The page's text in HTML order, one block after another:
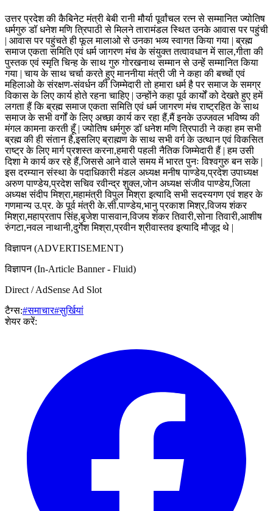
उत्तर प्रदेश की कैबिनेट मंत्री बेबी रानी मौर्या पूर्वांचल रत्न से सम्मानित ज्योतिष
धर्मगुरु डॉ धनेश मणि त्रिपाठी से मिलने तारामंडल स्थित उनके आवास पर पहुंची
| आवास पर पहुंचते ही फूल मालाओ से उनका भव्य स्वागत किया गया | ब्रह्म
समाज एकता समिति एवं धर्म जागरण मंच के संयुक्त तत्वावधान में साल,गीता की
पुस्तक एवं स्मृति चिन्ह के साथ गुरु गोरखनाथ सम्मान से उन्हें सम्मानित किया
गया | चाय के साथ चर्चा करते हुए माननीया मंत्री जी ने कहा की बच्चों एवं
महिलाओ के संरक्षण-संवर्धन की जिम्मेदारी तो हमारा धर्म है पर समाज के समग्र
विकास के लिए कार्य होते रहना चाहिए | उन्होंने कहा पूर्व कार्यों को देखते हुए हमें
लगता हैं कि ब्रह्म समाज एकता समिति एवं धर्म जागरण मंच राष्ट्रहित के साथ
समाज के सभी वर्गों के लिए अच्छा कार्य कर रहा हैं,मैं इनके उज्जवल भविष्य की
मंगल कामना करती हूँ | ज्योतिष धर्मगुरु डॉ धनेश मणि त्रिपाठी ने कहा हम सभी
ब्रह्म की ही संतान है,इसलिए ब्राह्मण के साथ सभी वर्ग के उत्थान एवं विकसित
राष्ट्र के लिए मार्ग प्रशस्त करना,हमारी पहली नैतिक जिम्मेदारी हैं | हम उसी
दिशा मे कार्य कर रहे हैं,जिससे आने वाले समय में भारत पुनः विश्वगुरु बन सके |
इस दरम्यान संस्था के पदाधिकारी मंडल अध्यक्ष मनीष पाण्डेय,प्रदेश उपाध्यक्ष
अरुण पाण्डेय,प्रदेश सचिव रवीन्द्र शुक्ल,जोन अध्यक्ष संजीव पाण्डेय,जिला
अध्यक्ष संदीप मिश्रा,महामंत्री विपुल मिश्रा इत्यादि सभी सदस्यगण एवं शहर के
गणमान्य उ.प्र. के पूर्व मंत्री के.सी.पाण्डेय,भानु प्रकाश मिश्र,विजय शंकर
मिश्रा,महाप्रताप सिंह,बृजेश पासवान,विजय शंकर तिवारी,सोना तिवारी,आशीष
रुंगटा,नवल नाथानी,दुर्गेश मिश्रा,प्रवीन श्रीवास्तव इत्यादि मौजूद थे |
विज्ञापन (ADVERTISEMENT)
विज्ञापन (In-Article Banner - Fluid)
Direct / AdSense Ad Slot
टैग्स:#समाचार#सुर्खियां
शेयर करें: